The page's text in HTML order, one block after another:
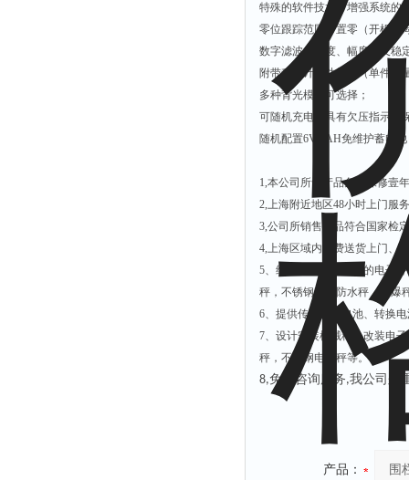
特殊的软件技术，增强系统的
零位跟踪范围、置零（开机
数字滤波的速度、幅度以及稳
附带称重计数功能；（单件重
多种背光模式可选择；
可随机充电；具有欠压指示及
随机配置6V/4AH免维护蓄电池
1,本公司所售产品免费保修壹
2,上海附近地区48小时上门服
3,公司所销售产品符合国家检
4,上海区域内免费送货上门、
5、维修各品牌各类型的电子秤
秤，不锈钢秤，防水秤，防爆
6、提供传感器、电池、转换
7、设计安装机械秤、改装电
秤，不锈钢电子秤等。
8,免费咨询服务,我公司郑
产品：